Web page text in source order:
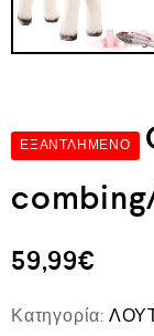
ΕΞΑΝΤΛΗΜΈΝΟ
59,99€
Κατηγορία: